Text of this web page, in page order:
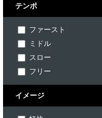
テンポ
ファースト
ミドル
スロー
フリー
イメージ